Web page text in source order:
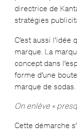
directrice de
stratégies
C’est aussi
marque. La
concept dans
forme d’une
marque de sodas.
On enlève «
Cette démarche